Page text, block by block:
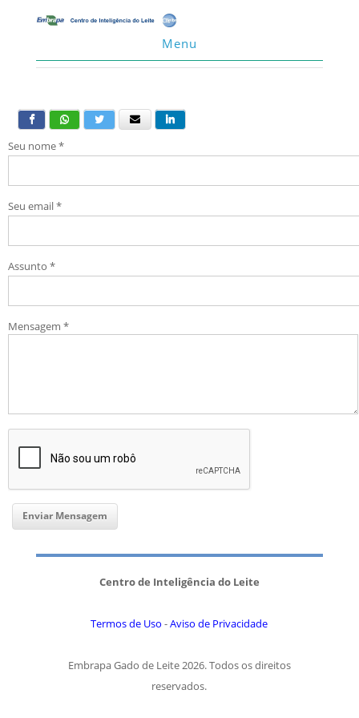
Menu
Seu nome*
Seu email*
Assunto *
Mensagem *
Centro de Inteligência do Leite
Termos de Uso -Aviso de Privacidade
Embrapa Gado de Leite 2026. Todos os direitos
reservados.